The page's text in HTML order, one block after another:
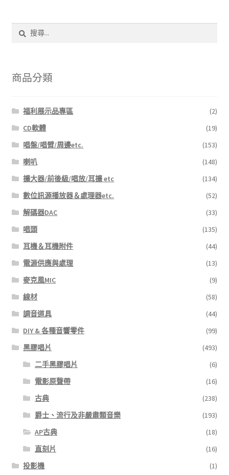
字:
商品分類
福利展示品專區
(2)
CD軟體
(19)
唱盤/唱臂/周邊etc.
(153)
喇叭
(148)
擴大器/前後級/唱放/耳擴 etc
(134)
數位訊源播放器＆處理器etc.
(52)
解碼器DAC
(33)
唱頭
(135)
耳機＆耳機附件
(44)
電源供應與處理
(13)
麥克風MIC
(9)
線材
(58)
調音道具
(44)
DIY & 各種音響零件
(99)
黑膠唱片
(493)
二手黑膠唱片
(6)
電影原聲帶
(16)
古典
(238)
爵士、流行及非嚴肅類音樂
(193)
AP古典
(18)
直刻片
(16)
投影機
(1)